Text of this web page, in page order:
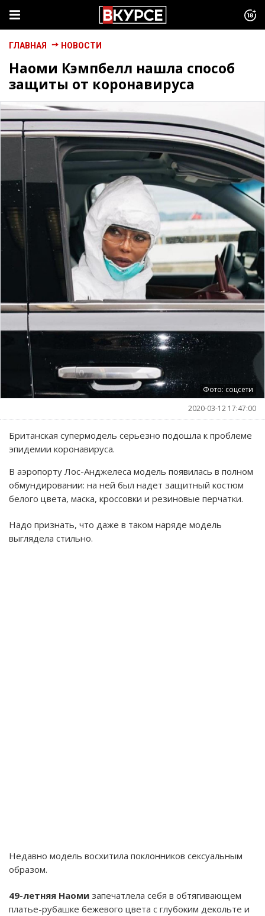
ГЛАВНАЯ НОВОСТИ
Наоми Кэмпбелл нашла способ
защиты от коронавируса
Фото: соцсети
2020-03-12 17:47:00
Британская супермодель серьезно подошла к проблеме
эпидемии коронавируса.
В аэропорту Лос-Анджелеса модель появилась в полном
обмундировании: на ней был надет защитный костюм
белого цвета, маска, кроссовки и резиновые перчатки.
Надо признать, что даже в таком наряде модель
выглядела стильно.
Недавно модель восхитила поклонников сексуальным
образом.
49-летняя Наоми запечатлела себя в обтягивающем
платье-рубашке бежевого цвета с глубоким декольте и